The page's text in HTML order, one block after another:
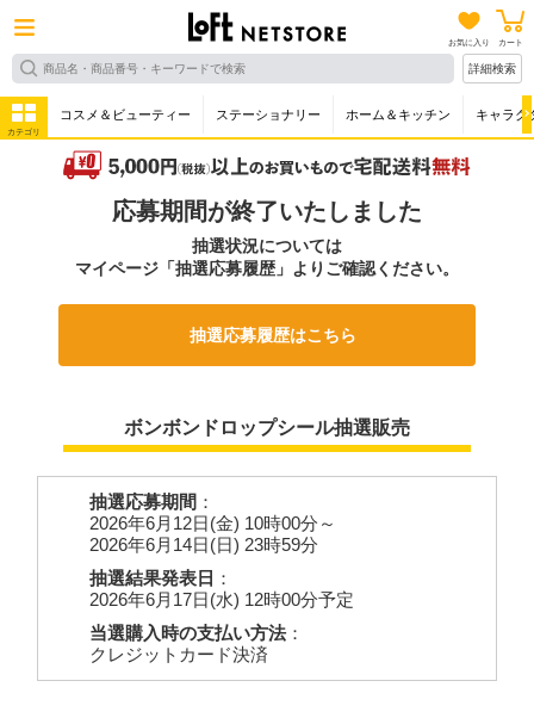
お気に入り カート
詳細検索
カテゴリ
コスメ＆ビューティー ステーショナリー ホーム＆キッチン キャラク
応募期間が終了いたしました
抽選状況については
マイページ「抽選応募履歴」よりご確認ください。
抽選応募履歴はこちら
ボンボンドロップシール抽選販売
抽選応募期間 ：
2026年6月12日(金) 10時00分～
2026年6月14日(日) 23時59分
抽選結果発表日 ：
2026年6月17日(水) 12時00分予定
当選購入時の支払い方法：
クレジットカード決済